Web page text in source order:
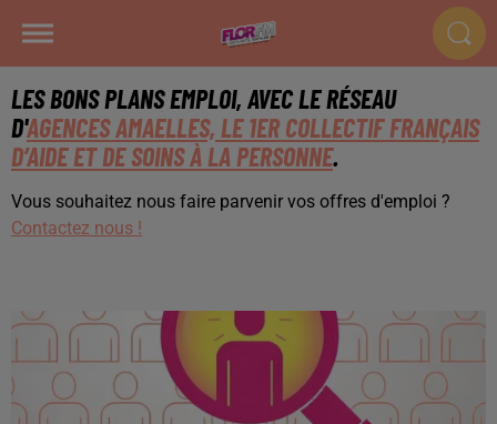
LES BONS PLANS EMPLOI, AVEC LE RÉSEAU
D'AGENCES AMAELLES, LE 1ER COLLECTIF FRANÇAIS
D’AIDE ET DE SOINS À LA PERSONNE.
Vous souhaitez nous faire parvenir vos offres d'emploi ?
Contactez nous !